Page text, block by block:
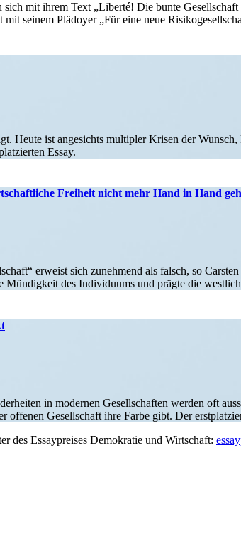
mit ihrem Text „Liberté! Die bunte
seinem Plädoyer „Für eine neue
Heute ist angesichts multipler Krisen der
Essay.
Freiheit nicht mehr Hand in Hand
erweist sich zunehmend als falsch, so
des Indivi­duums und prägte die
in modernen Gesell­schaften werden oft
offenen Gesell­schaft ihre Farbe gibt. Der
des Essay­preises Demokratie und Wirtschaft: